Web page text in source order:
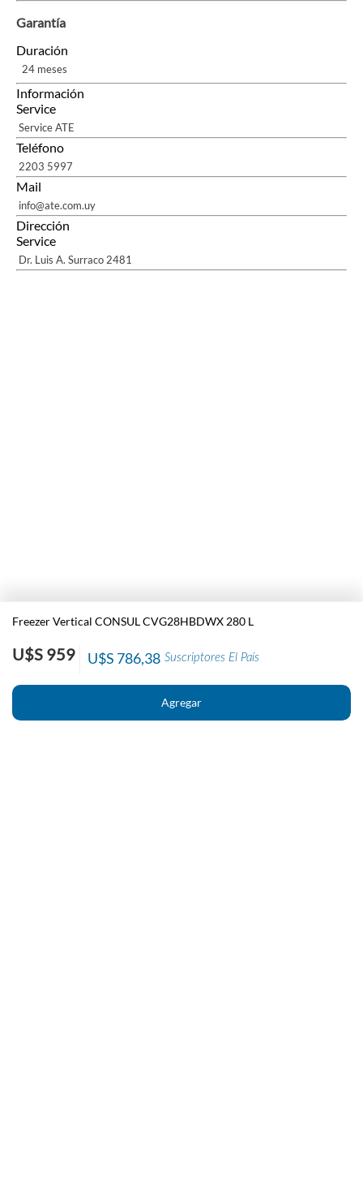
Freezer Vertical CONSUL CVG28HBDWX 280 L
U$S 959 Suscriptores El País
U$S 786,38
Garantía
Duración
24 meses
Información
Service
Service ATE
Teléfono
2203 5997
Mail
info@ate.com.uy
Dirección
Service
Dr. Luis A. Surraco 2481